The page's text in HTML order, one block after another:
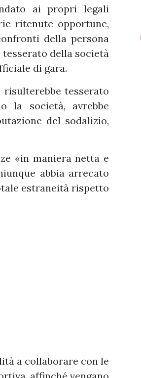
ai propri legali
ritenute opportune,
della persona
della società
di gara.
tesserato
la società, avrebbe
del sodalizio,
«in maniera netta e
abbia arrecato
estraneità rispetto
a collaborare con le